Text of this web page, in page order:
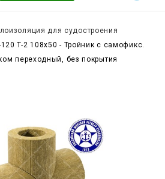
для судостроения
T-2 108x50 - Тройник c самофикс.
переходный, без покрытия